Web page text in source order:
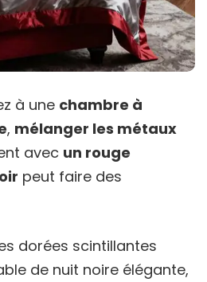
à une chambre à
, mélanger les métaux
avec un rouge
peut faire des
dorées scintillantes
de nuit noire élégante,